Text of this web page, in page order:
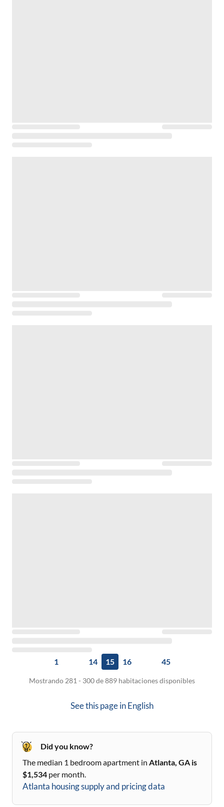
1 14 15 16 45
Mostrando 281 - 300 de 889 habitaciones disponibles
See this page inEnglish
Did you know?
The median 1 bedroom apartment in Atlanta, GA is
$1,534 per month.
Atlanta housing supply and pricing data